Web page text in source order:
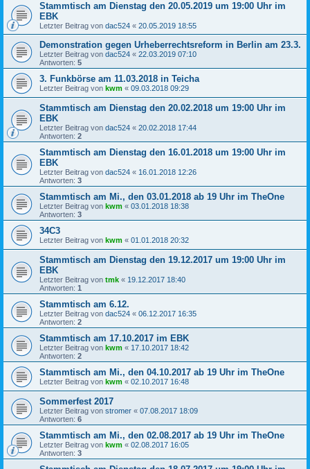
Stammtisch am Dienstag den 20.05.2019 um 19:00 Uhr im
EBK
Letzter Beitrag von dac524 « 20.05.2019 18:55
Demonstration gegen Urheberrechtsreform in Berlin am 23.3.
Letzter Beitrag von dac524 « 22.03.2019 07:10
Antworten: 5
3. Funkbörse am 11.03.2018 in Teicha
Letzter Beitrag von kwm « 09.03.2018 09:29
Stammtisch am Dienstag den 20.02.2018 um 19:00 Uhr im
EBK
Letzter Beitrag von dac524 « 20.02.2018 17:44
Antworten: 2
Stammtisch am Dienstag den 16.01.2018 um 19:00 Uhr im
EBK
Letzter Beitrag von dac524 « 16.01.2018 12:26
Antworten: 3
Stammtisch am Mi., den 03.01.2018 ab 19 Uhr im TheOne
Letzter Beitrag von kwm « 03.01.2018 18:38
Antworten: 3
34C3
Letzter Beitrag von kwm « 01.01.2018 20:32
Stammtisch am Dienstag den 19.12.2017 um 19:00 Uhr im
EBK
Letzter Beitrag von tmk « 19.12.2017 18:40
Antworten: 1
Stammtisch am 6.12.
Letzter Beitrag von dac524 « 06.12.2017 16:35
Antworten: 2
Stammtisch am 17.10.2017 im EBK
Letzter Beitrag von kwm « 17.10.2017 18:42
Antworten: 2
Stammtisch am Mi., den 04.10.2017 ab 19 Uhr im TheOne
Letzter Beitrag von kwm « 02.10.2017 16:48
Sommerfest 2017
Letzter Beitrag von stromer « 07.08.2017 18:09
Antworten: 6
Stammtisch am Mi., den 02.08.2017 ab 19 Uhr im TheOne
Letzter Beitrag von kwm « 02.08.2017 16:05
Antworten: 3